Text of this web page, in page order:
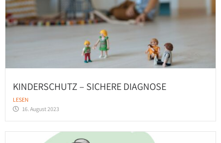
KINDERSCHUTZ – SICHERE DIAGNOSE
LESEN
16. August 2023